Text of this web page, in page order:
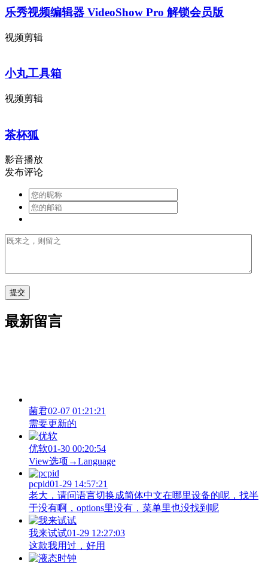
乐秀视频编辑器 VideoShow Pro 解锁会员版
视频剪辑
小丸工具箱
视频剪辑
茶杯狐
影音播放
发布评论
最新留言
菌君02-07 01:21:21
需要更新的
优软01-30 00:20:54
View‌选项→Language
pcpid01-29 14:57:21
老大，请问语言切换成简体中文在哪里设备的呢，找半
于没有啊，options里没有，菜单里也没找到呢
我来试试01-29 12:27:03
这款我用过，好用